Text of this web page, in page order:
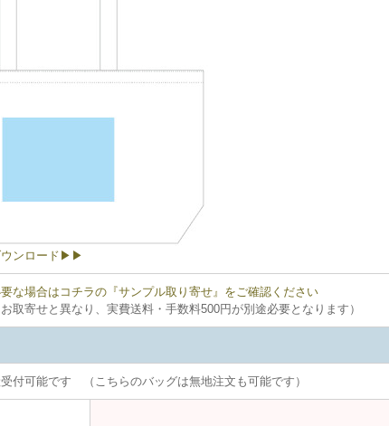
ウンロード▶▶
な場合はコチラの『サンプル取り寄せ』をご確認ください
取寄せと異なり、実費送料・手数料500円が別途必要となります）
付可能です （こちらのバッグは無地注文も可能です）